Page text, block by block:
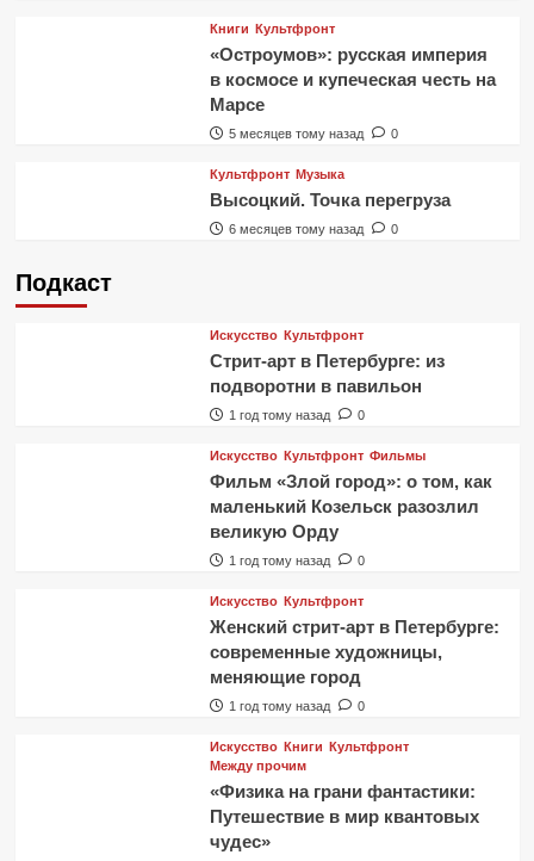
Книги Культфронт
«Остроумов»: русская империя
в космосе и купеческая честь на
Марсе
5 месяцев тому назад 0
Культфронт Музыка
Высоцкий. Точка перегруза
6 месяцев тому назад 0
Подкаст
Искусство Культфронт
Стрит-арт в Петербурге: из
подворотни в павильон
1 год тому назад 0
Искусство Культфронт Фильмы
Фильм «Злой город»: о том, как
маленький Козельск разозлил
великую Орду
1 год тому назад 0
Искусство Культфронт
Женский стрит-арт в Петербурге:
современные художницы,
меняющие город
1 год тому назад 0
Искусство Книги Культфронт
Между прочим
«Физика на грани фантастики:
Путешествие в мир квантовых
чудес»